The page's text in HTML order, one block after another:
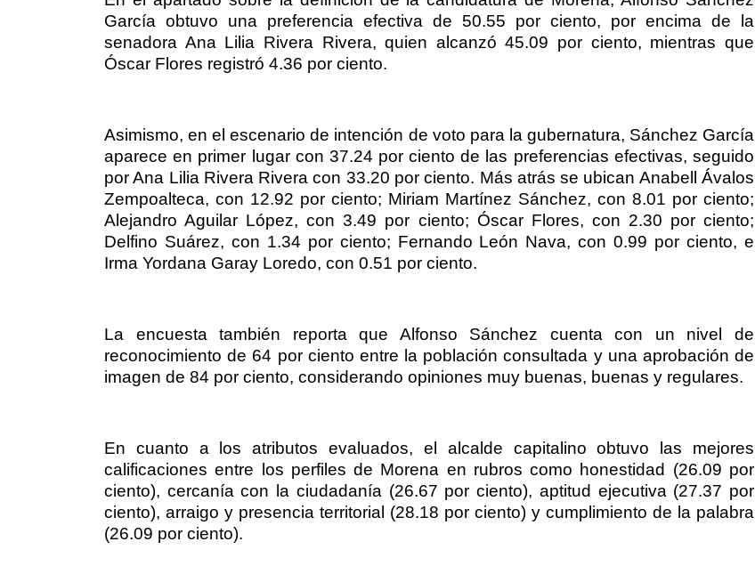
García obtuvo una preferencia efectiva de 50.55 por ciento, por encima de la
senadora Ana Lilia Rivera Rivera, quien alcanzó 45.09 por ciento, mientras que
Óscar Flores registró 4.36 por ciento.
Asimismo, en el escenario de intención de voto para la gubernatura, Sánchez García
aparece en primer lugar con 37.24 por ciento de las preferencias efectivas, seguido
por Ana Lilia Rivera Rivera con 33.20 por ciento. Más atrás se ubican Anabell Ávalos
Zempoalteca, con 12.92 por ciento; Miriam Martínez Sánchez, con 8.01 por ciento;
Alejandro Aguilar López, con 3.49 por ciento; Óscar Flores, con 2.30 por ciento;
Delfino Suárez, con 1.34 por ciento; Fernando León Nava, con 0.99 por ciento, e
Irma Yordana Garay Loredo, con 0.51 por ciento.
La encuesta también reporta que Alfonso Sánchez cuenta con un nivel de
reconocimiento de 64 por ciento entre la población consultada y una aprobación de
imagen de 84 por ciento, considerando opiniones muy buenas, buenas y regulares.
En cuanto a los atributos evaluados, el alcalde capitalino obtuvo las mejores
calificaciones entre los perfiles de Morena en rubros como honestidad (26.09 por
ciento), cercanía con la ciudadanía (26.67 por ciento), aptitud ejecutiva (27.37 por
ciento), arraigo y presencia territorial (28.18 por ciento) y cumplimiento de la palabra
(26.09 por ciento).